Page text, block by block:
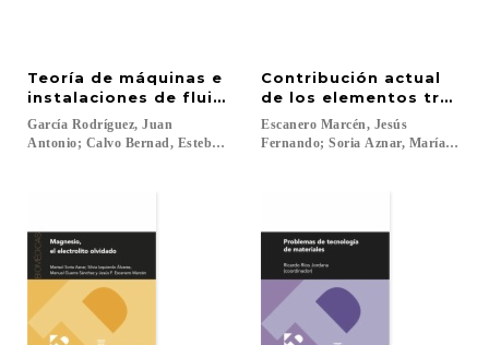
Teoría de máquinas e
instalaciones de fluidos
García Rodríguez, Juan
Antonio; Calvo Bernad, Esteban...
Contribución actual
de los elementos traza
Escanero Marcén, Jesús
Fernando; Soria Aznar, María